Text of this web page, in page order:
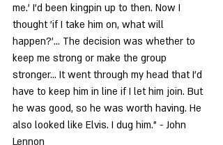
me.' I'd been kingpin up to then. Now I
thought 'if I take him on, what will
happen?'... The decision was whether to
keep me strong or make the group
stronger... It went through my head that I'd
have to keep him in line if I let him join. But
he was good, so he was worth having. He
also looked like Elvis. I dug him." - John
Lennon